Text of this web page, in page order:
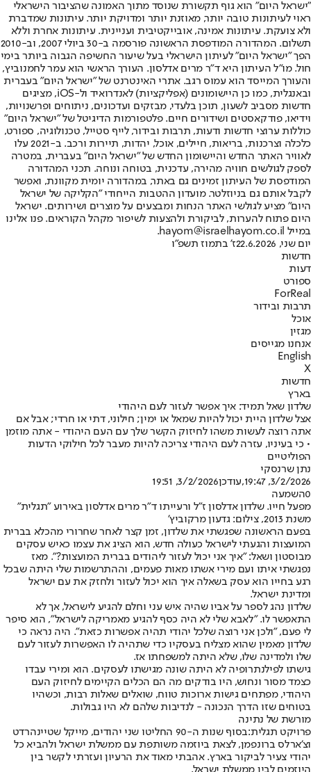
"ישראל היום" הוא גוף תקשורת שנוסד מתוך האמונה שהציבור הישראלי
ראוי לעיתונות טובה יותר, מאוזנת יותר ומדויקת יותר. עיתונות שמדברת
ולא צועקת. עיתונות אמינה, אובייקטיבית ועניינית. עיתונות אחרת וללא
תשלום. המהדורה המודפסת הראשונה פורסמה ב-30 ביולי 2007, וב-2010
הפך "ישראל היום" לעיתון הישראלי בעל שיעור החשיפה הגבוה ביותר בימי
חול. מו"ל העיתון היא ד"ר מרים אדלסון. העורך הראשי הוא עמר לחמנוביץ,
והעורך המייסד הוא עמוס רגב. אתרי האינטרנט של "ישראל היום" בעברית
ובאנגלית, כמו כן היישומונים (אפליקציות) לאנדרואיד ול-iOS, מציגים
חדשות מסביב לשעון, תוכן בלעדי, מבזקים ועדכונים, ניתוחים ופרשנויות,
וידיאו, פודקאסטים ושידורים חיים. פלטפורמות הדיגיטל של "ישראל היום"
כוללות ערוצי חדשות ודעות, תרבות ובידור, לייף סטייל, טכנולוגיה, ספורט,
כלכלה וצרכנות, בריאות, חיילים, אוכל, יהדות, תיירות ורכב. ב-2021 עלו
לאוויר האתר החדש והיישומון החדש של "ישראל היום" בעברית, במטרה
לספק לגולשים חוויה מהירה, עדכנית, בטוחה ונוחה. תכני המהדורה
המודפסת של העיתון זמינים גם באתר, במהדורה יומית מקוונת, ואפשר
לקבל אותם גם בניוזלטר. מועדון ההטבות הייחודי "הקליקה של ישראל
היום" מציע לגולשי האתר הנחות ומבצעים על מוצרים ושירותים. ישראל
היום פתוח להערות, לביקורת ולהצעות לשיפור מקהל הקוראים. פנו אלינו
במייל hayom@israelhayom.co.il.
יום שני, 22.6.2026
ז' בתמוז תשפ"ו
חדשות
דעות
ספורט
ForReal
תרבות ובידור
אוכל
מגזין
אנחנו מגייסים
English
X
חדשות
בארץ
שלדון שאל תמיד: איך אפשר לעזור לעם היהודי
אצל שלדון היית יכול להיות שמאל או ימין; חילוני, דתי או חרדי; אבל אם
אתה רוצה לעשות משהו לחיזוק הקשר שלך עם העם היהודי - אתה מוזמן
• כי בעיניו, עזרה לעם היהודי צריכה להיות מעבר לכל חילוקי הדעות
הפוליטיים
נתן שרנסקי
3/2/2026, 19:47
,עודכן3/2/2026, 19:51
0השמעה
מפעל חייו. שלדון אדלסון ז"ל ורעייתו ד"ר מרים אדלסון באירוע "תגלית"
משנת 2013, צילום: גדעון מרקוביץ'
בפעם הראשונה שפגשתי את שלדון, זמן קצר לאחר שחרורי מהכלא בברית
המועצות והגעתי לישראל כעולה חדש, הוא הציג את עצמו כאיש עסקים
מבוסטון ושאל: "איך אני יכול לעזור ליהודים בברית המועצות?". מאז
נפגשתי איתו ועם מירי אשתו מאות פעמים, וההתרשמות שלי היתה שבכל
רגע בחייו הוא עסק בשאלה איך הוא יכול לעזור ולחזק את עם ישראל
ומדינת ישראל.
שלדון נהג לספר על אביו שהיה איש עני וחלם להגיע לישראל, אך לא
התאפשר לו. "לאבא שלי לא היה כסף להגיע מאמריקה לישראל", הוא סיפר
לי פעם, "ולכן אני רוצה שלכל יהודי תהיה אפשרות כזאת". היה נראה כי
שלדון מאמין שהוא מצליח בעסקיו כדי שתהיה לו האפשרות לעזור לעם
שלו ולמדינה שלו, שלא היתה למשפחתו אז.
גישתו לפילנתרופיה לא היתה שונה מגישתו לעסקים. הוא ומירי עבדו
כצמד מסור ונחוש, היו בודקים מה הם הכלים הקיימים לחיזוק העם
היהודי, מפתחים גישות ארוכות טווח, שואלים שאלות רבות, וכשהיו
בטוחים שזו הדרך הנכונה - לנדיבות שלהם לא היו גבולות.
מורשת של נתינה
פרויקט תגלית:
בסוף שנות ה-90 החליטו שני יהודים, מייקל שטיינהרדט
וצ'ארלס ברונפמן, לצאת ביוזמה משותפת עם ממשלת ישראל ולהביא כל
יהודי צעיר לביקור בארץ. אהבתי מאוד את הרעיון ועזרתי לקשר בין